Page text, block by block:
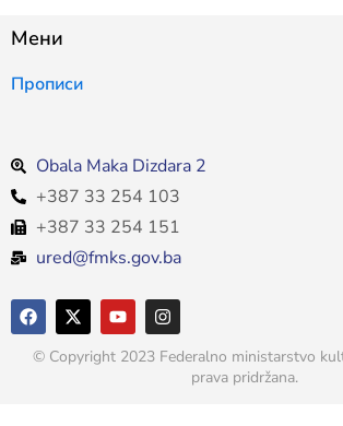
Мени
Прописи
Obala Maka Dizdara 2
+387 33 254 103
+387 33 254 151
ured@fmks.gov.ba
© Copyright 2023 Federalno ministarstvo
prava pridržana.